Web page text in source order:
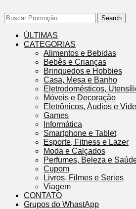
Search
ÚLTIMAS
CATEGORIAS
Alimentos e Bebidas
Bebês e Crianças
Brinquedos e Hobbies
Casa, Mesa e Banho
Eletrodomésticos,
Móveis e Decoração
Eletrônicos, Áudios e
Games
Informática
Smartphone e Tablet
Esporte, Fitness e Lazer
Moda e Calçados
Perfumes, Beleza e
Cupom
Livros, Filmes e Series
Viagem
CONTATO
Grupos do WhastApp